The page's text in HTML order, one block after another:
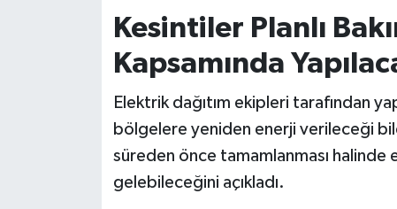
Kesintiler Planlı
Kapsamında
Elektrik dağıtım ekipleri tarafından
bölgelere yeniden enerji verileceği
süreden önce tamamlanması
gelebileceğini açıkladı.